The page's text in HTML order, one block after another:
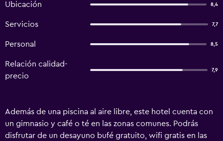
Ubicación 8,4
Servicios 7,7
Personal 8,5
Relación calidad-
precio
7,9
Además de una piscina al aire libre, este hotel cuenta con
un gimnasio y café o té en las zonas comunes. Podrás
disfrutar de un desayuno bufé gratuito, wifi gratis en las